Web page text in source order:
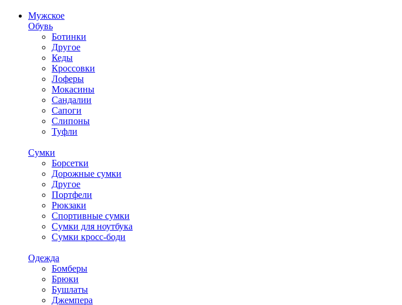
Мужское
Обувь
Ботинки
Другое
Кеды
Кроссовки
Лоферы
Мокасины
Сандалии
Сапоги
Слипоны
Туфли
Сумки
Борсетки
Дорожные сумки
Другое
Портфели
Рюкзаки
Спортивные сумки
Сумки для ноутбука
Сумки кросс-боди
Одежда
Бомберы
Брюки
Бушлаты
Джемпера